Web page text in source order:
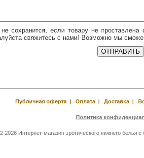
сохранится, если товару не проставлена
свяжитесь с нами! Возможно мы
Публичная оферта| Оплата| Доставка|
Политика
2026 Интернет-магазин эротического нижнего белья